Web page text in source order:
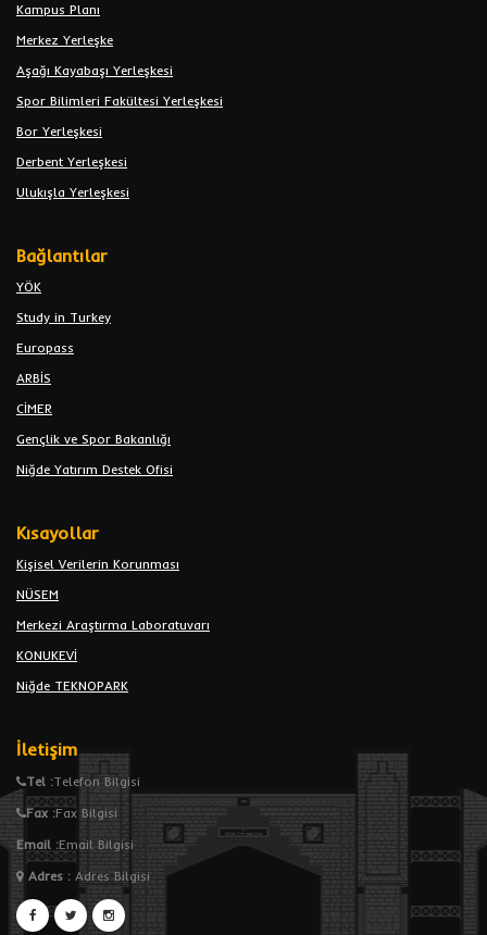
Kampus Planı
Merkez Yerleşke
Aşağı Kayabaşı Yerleşkesi
Spor Bilimleri Fakültesi Yerleşkesi
Bor Yerleşkesi
Derbent Yerleşkesi
Ulukışla Yerleşkesi
Bağlantılar
YÖK
Study in Turkey
Europass
ARBİS
CİMER
Gençlik ve Spor Bakanlığı
Niğde Yatırım Destek Ofisi
Kısayollar
Kişisel Verilerin Korunması
NÜSEM
Merkezi Araştırma Laboratuvarı
KONUKEVİ
Niğde TEKNOPARK
İletişim
Tel :Telefon Bilgisi
Fax :Fax Bilgisi
Email :Email Bilgisi
Adres : Adres Bilgisi